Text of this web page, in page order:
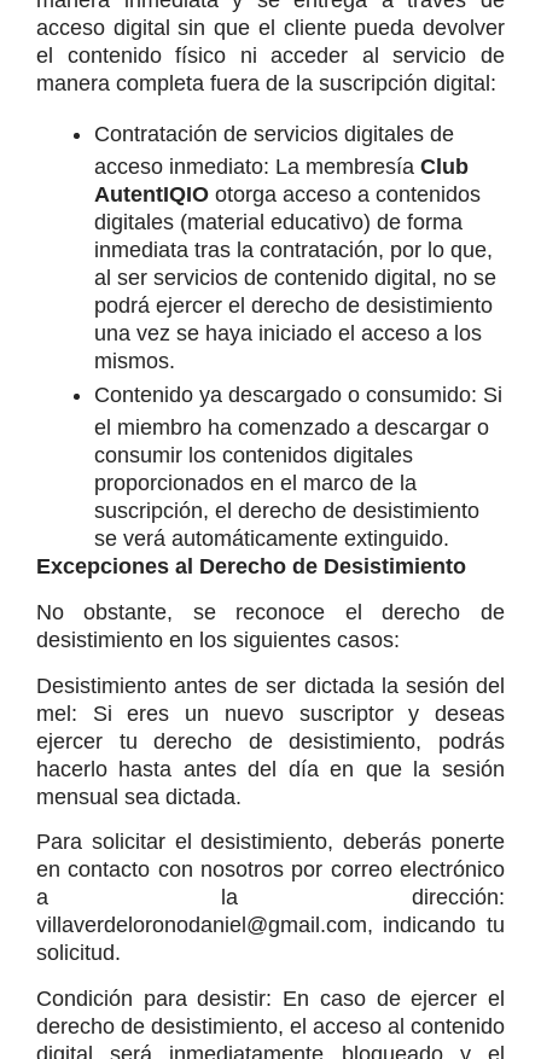
acceso digital sin que el cliente pueda devolver
el contenido físico ni acceder al servicio de
manera completa fuera de la suscripción digital:
Contratación de servicios digitales de
acceso inmediato: La membresía Club
AutentIQIO otorga acceso a contenidos
digitales (material educativo) de forma
inmediata tras la contratación, por lo que,
al ser servicios de contenido digital, no se
podrá ejercer el derecho de desistimiento
una vez se haya iniciado el acceso a los
mismos.
Contenido ya descargado o consumido: Si
el miembro ha comenzado a descargar o
consumir los contenidos digitales
proporcionados en el marco de la
suscripción, el derecho de desistimiento
se verá automáticamente extinguido.
Excepciones al Derecho de Desistimiento
No obstante, se reconoce el derecho de
desistimiento en los siguientes casos:
Desistimiento antes de ser dictada la sesión del
mel: Si eres un nuevo suscriptor y deseas
ejercer tu derecho de desistimiento, podrás
hacerlo hasta antes del día en que la sesión
mensual sea dictada.
Para solicitar el desistimiento, deberás ponerte
en contacto con nosotros por correo electrónico
a la dirección:
villaverdeloronodaniel@gmail.com, indicando tu
solicitud.
Condición para desistir: En caso de ejercer el
derecho de desistimiento, el acceso al contenido